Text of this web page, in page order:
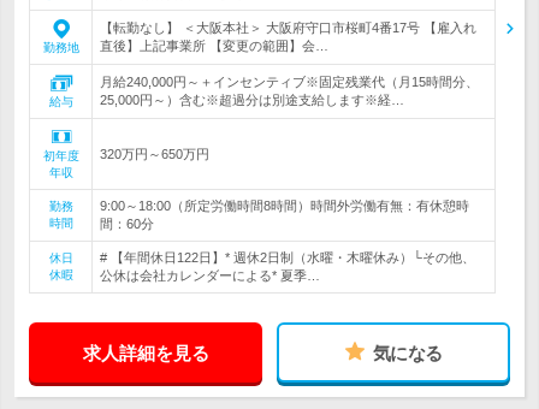
勤務地
【転勤なし】 ＜大阪本社＞ 大阪府守口市桜町4番17号 【雇入れ
直後】上記事業所 【変更の範囲】会…
給与
月給240,000円～＋インセンティブ※固定残業代（月15時間分、
25,000円～）含む※超過分は別途支給します※経…
初年度
年収
320万円～650万円
勤務
時間
9:00～18:00（所定労働時間8時間）時間外労働有無：有休憩時
間：60分
休日
休暇
# 【年間休日122日】* 週休2日制（水曜・木曜休み）└その他、
公休は会社カレンダーによる* 夏季…
求人詳細を見る 気になる